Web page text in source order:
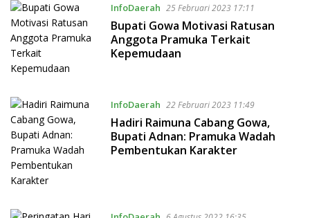
InfoDaerah 25 Februari 2023 17:11
Bupati Gowa Motivasi Ratusan
Anggota Pramuka Terkait
Kepemudaan
InfoDaerah 22 Februari 2023 11:49
Hadiri Raimuna Cabang Gowa,
Bupati Adnan: Pramuka Wadah
Pembentukan Karakter